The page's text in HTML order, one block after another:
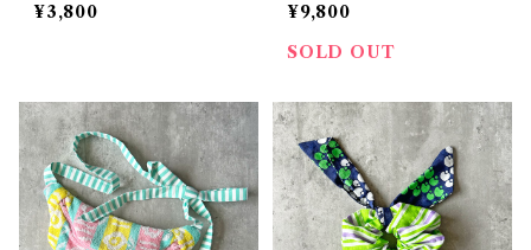
¥3,800
¥9,800
SOLD OUT